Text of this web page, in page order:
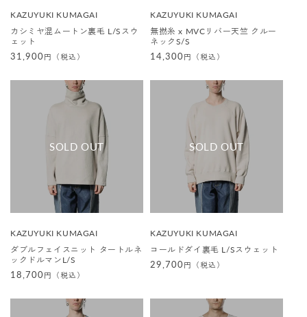
販
元
:
KAZUYUKI KUMAGAI
カシミヤ混ムートン裏毛 L/Sスウ
ェット
通
価
31,900円（税込）
販
売
元
:
KAZUYUKI KUMAGAI
無撚糸 x MVCリバー天竺 クルー
ネックS/S
通
価
14,300円（税込）
販
元
KAZUYUKI KUMAGAI
ダブルフェイスニット タートルネ
ックドルマンL/S
通
価
18,700円（税込）
販
元
:
KAZUYUKI KUMAGAI
コールドダイ裏毛 L/Sスウェット
通
29,700円（税込）